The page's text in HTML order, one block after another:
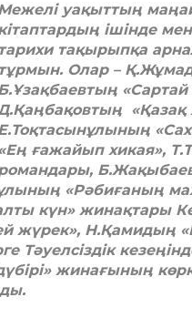
уақыттың
ішінде
тарихи тақырыпқа
тұрмын. Олар –
«Ең ғажайып хикая»,
«Рәбиғаның
күн» жинақтары
жүрек», Н.Қамидың
Тәуелсіздік
жинағының